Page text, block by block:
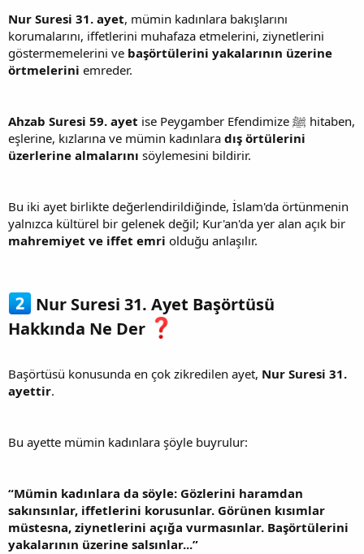
Nur Suresi 31. ayet, mümin kadınlara bakışlarını
korumalarını, iffetlerini muhafaza etmelerini, ziynetlerini
göstermemelerini ve başörtülerini yakalarının üzerine
örtmelerini emreder.
Ahzab Suresi 59. ayet ise Peygamber Efendimize ﷺ hitaben,
eşlerine, kızlarına ve mümin kadınlara dış örtülerini
üzerlerine almalarını söylemesini bildirir.
Bu iki ayet birlikte değerlendirildiğinde, İslam'da örtünmenin
yalnızca kültürel bir gelenek değil; Kur'an'da yer alan açık bir
mahremiyet ve iffet emri olduğu anlaşılır.
Nur Suresi 31. Ayet Başörtüsü
Hakkında Ne Der
Başörtüsü konusunda en çok zikredilen ayet, Nur Suresi 31.
ayettir.
Bu ayette mümin kadınlara şöyle buyrulur:
“Mümin kadınlara da söyle: Gözlerini haramdan
sakınsınlar, iffetlerini korusunlar. Görünen kısımlar
müstesna, ziynetlerini açığa vurmasınlar. Başörtülerini
yakalarının üzerine salsınlar...”